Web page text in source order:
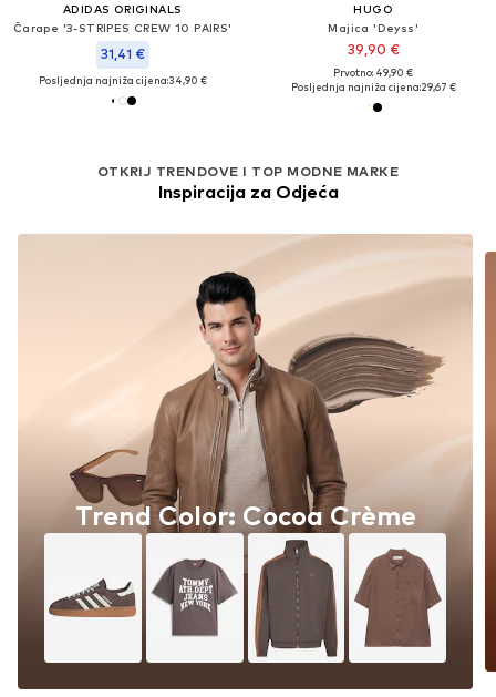
ADIDAS ORIGINALS
Čarape '3-STRIPES CREW 10 PAIRS'
31,41 €
Posljednja najniža cijena:34,90 €
HUGO
Majica 'Deyss'
39,90 €
Prvotno: 49,90 €
Posljednja najniža cijena:29,67 €
OTKRIJ TRENDOVE I TOP MODNE MARKE
Inspiracija za Odjeća
Trend Color: Cocoa Crème